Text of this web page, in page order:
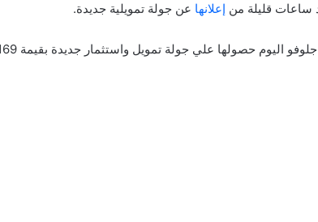
ساعات قليلة من إعلانها عن جولة تمويلية جديدة.
اليوم حصولها علي جولة تمويل واستثمار جديدة بقيمة 169 مليون دولار.